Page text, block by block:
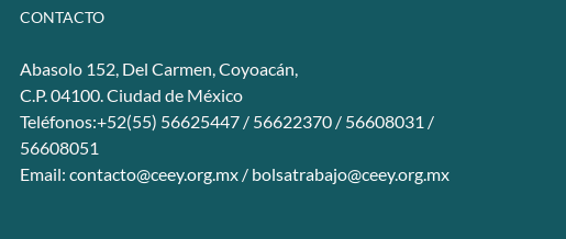
CONTACTO
Abasolo 152, Del Carmen, Coyoacán,
C.P. 04100. Ciudad de México
Teléfonos:+52(55) 56625447 / 56622370 / 56608031 /
56608051
Email: contacto@ceey.org.mx / bolsatrabajo@ceey.org.mx